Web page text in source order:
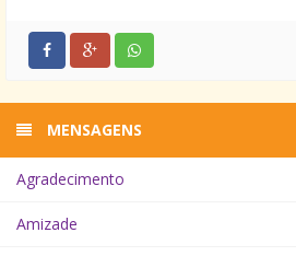
MENSAGENS
Agradecimento
Amizade